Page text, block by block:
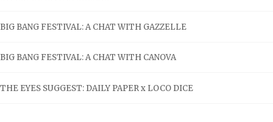
BIG BANG FESTIVAL: A CHAT WITH GAZZELLE
BIG BANG FESTIVAL: A CHAT WITH CANOVA
THE EYES SUGGEST: DAILY PAPER x LOCO DICE